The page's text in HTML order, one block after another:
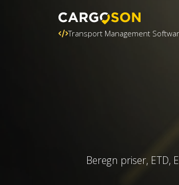
Transport Management
Beregn priser,